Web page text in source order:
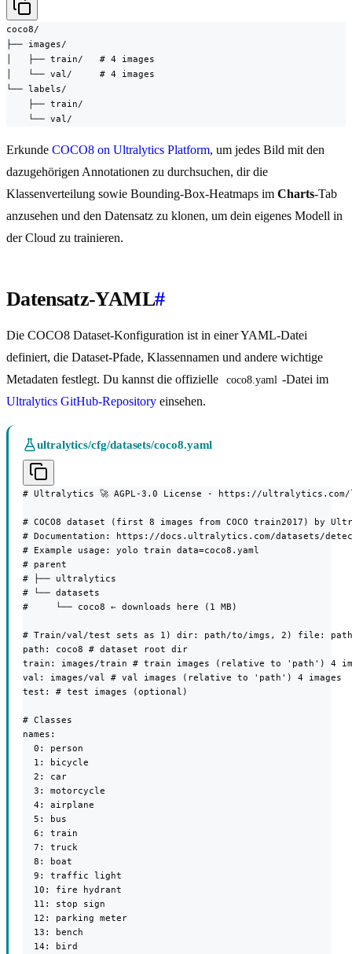
coco8/
├── images/
│   ├── train/   # 4 images
│   └── val/     # 4 images
└── labels/
    ├── train/
    └── val/
Erkunde COCO8 on Ultralytics Platform, um jedes Bild mit den
dazugehörigen Annotationen zu durchsuchen, dir die
Klassenverteilung sowie Bounding-Box-Heatmaps im Charts-Tab
anzusehen und den Datensatz zu klonen, um dein eigenes Modell in
der Cloud zu trainieren.
Datensatz-YAML#
Die COCO8 Dataset-Konfiguration ist in einer YAML-Datei
definiert, die Dataset-Pfade, Klassennamen und andere wichtige
Metadaten festlegt. Du kannst die offizielle
coco8.yaml -Datei im
Ultralytics GitHub-Repository einsehen.
ultralytics/cfg/datasets/coco8.yaml
# Ultralytics 🚀 AGPL-3.0 License - https://ultralytics.com/
# COCO8 dataset (first 8 images from COCO train2017) by
# Documentation: https://docs.ultralytics.com/datasets/
# Example usage: yolo train data=coco8.yaml
# parent
# ├── ultralytics
# └── datasets
#     └── coco8 ← downloads here (1 MB)
# Train/val/test sets as 1) dir: path/to/imgs, 2) file:
path: coco8 # dataset root dir
train: images/train # train images (relative to 'path') 4
val: images/val # val images (relative to 'path') 4 images
test: # test images (optional)
# Classes
names:
  0: person
  1: bicycle
  2: car
  3: motorcycle
  4: airplane
  5: bus
  6: train
  7: truck
  8: boat
  9: traffic light
  10: fire hydrant
  11: stop sign
  12: parking meter
  13: bench
  14: bird